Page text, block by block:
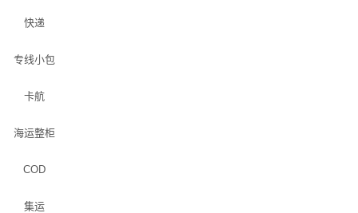
快递
专线小包
卡航
海运整柜
COD
集运